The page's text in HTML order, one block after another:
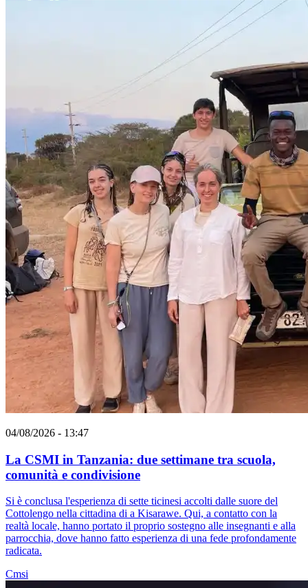
04/08/2026 - 13:47
La CSMI in Tanzania: due settimane tra scuola,
comunità e condivisione
Si è conclusa l'esperienza di sette ticinesi accolti dalle suore del
Cottolengo nella cittadina di a Kisarawe. Qui, a contatto con la
realtà locale, hanno portato il proprio sostegno alle insegnanti e alla
parrocchia, dove hanno fatto esperienza di una fede profondamente
radicata.
Cmsi